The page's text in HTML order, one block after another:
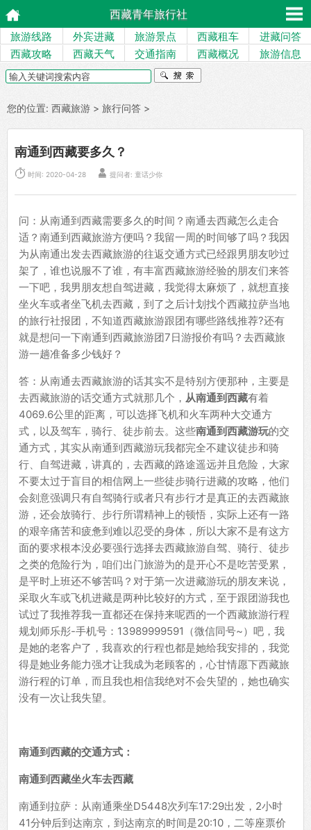
西藏青年旅行社
旅游线路 外宾进藏 旅游景点 西藏租车
进藏问答
西藏攻略
西藏天气 交通指南 西藏概况 旅游信息
您的位置: 西藏旅游 > 旅行问答 >
南通到西藏要多久？
 时间: 2020-04-28  提问者: 童话少你
问：从南通到西藏需要多久的时间？南通去西藏怎么走合
适？南通到西藏旅游方便吗？我留一周的时间够了吗？我因
为从南通出发去西藏旅游的往返交通方式已经跟男朋友吵过
架了，谁也说服不了谁，有丰富西藏旅游经验的朋友们来答
一下吧，我男朋友想自驾进藏，我觉得太麻烦了，就想直接
坐火车或者坐飞机去西藏，到了之后计划找个西藏拉萨当地
的旅行社报团，不知道西藏旅游跟团有哪些路线推荐?还有
就是想问一下南通到西藏旅游团7日游报价有吗？去西藏旅
游一趟准备多少钱好？
答：从南通去西藏旅游的话其实不是特别方便那种，主要是
去西藏旅游的话交通方式就那几个， 从南通到西藏有着
4069.6公里的距离，可以选择飞机和火车两种大交通方
式，以及驾车，骑行、徒步前去。这些南通到西藏游玩的交
通方式，其实从南通到西藏游玩我都完全不建议徒步和骑
行、自驾进藏，讲真的，去西藏的路途遥远并且危险，大家
不要太过于盲目的相信网上一些徒步骑行进藏的攻略，他们
会刻意强调只有自驾骑行或者只有步行才是真正的去西藏旅
游，还会放骑行、步行所谓精神上的顿悟，实际上还有一路
的艰辛痛苦和疲惫到难以忍受的身体，所以大家不是有这方
面的要求根本没必要强行选择去西藏旅游自驾、骑行、徒步
之类的危险行为，咱们出门旅游为的是开心不是吃苦受累，
是平时上班还不够苦吗？对于第一次进藏游玩的朋友来说，
采取火车或飞机进藏是两种比较好的方式，至于跟团游我也
试过了我推荐我一直都还在保持来呢西的一个西藏旅游行程
规划师乐彤-手机号：13989999591（微信同号~）吧，我
是她的老客户了，我喜欢的行程也都是她给我安排的，我觉
得是她业务能力强才让我成为老顾客的，心甘情愿下西藏旅
游行程的订单，而且我也相信我绝对不会失望的，她也确实
没有一次让我失望。
南通到西藏的交通方式：
南通到西藏坐火车去西藏
南通到拉萨：从南通乘坐D5448次列车17:29出发，2小时
41分钟后到达南京，到达南京的时间是20:10，二等座票价